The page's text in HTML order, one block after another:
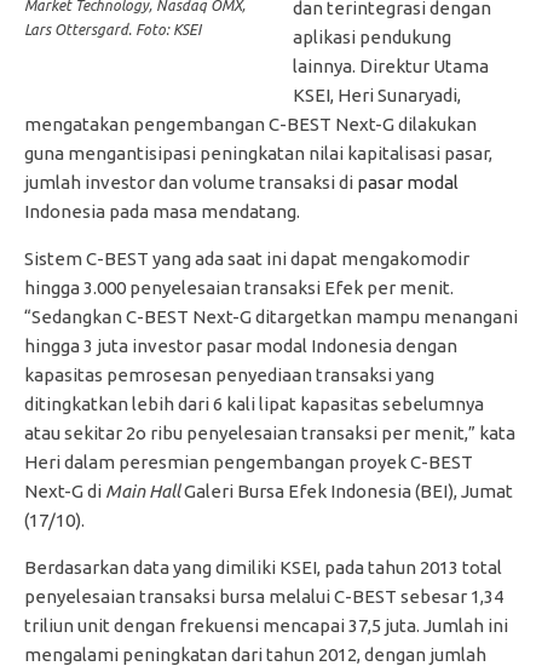
Market Technology, Nasdaq OMX,
Lars Ottersgard. Foto: KSEI
dan terintegrasi dengan
aplikasi pendukung
lainnya. Direktur Utama
KSEI, Heri Sunaryadi,
mengatakan pengembangan C-BEST Next-G dilakukan
guna mengantisipasi peningkatan nilai kapitalisasi pasar,
jumlah investor dan volume transaksi di pasar modal
Indonesia pada masa mendatang.
Sistem C-BEST yang ada saat ini dapat mengakomodir
hingga 3.000 penyelesaian transaksi Efek per menit.
“Sedangkan C-BEST Next-Gditargetkan mampu menangani
hingga 3 juta investor pasar modal Indonesia dengan
kapasitas pemrosesan penyediaan transaksi yang
ditingkatkan lebih dari 6 kali lipat kapasitas sebelumnya
atau sekitar 2o ribu penyelesaian transaksi per menit,” kata
Heri dalam peresmian pengembangan proyek C-BEST
Next-G di Main HallGaleri Bursa Efek Indonesia (BEI), Jumat
(17/10).
Berdasarkan data yang dimiliki KSEI, pada tahun 2013 total
penyelesaian transaksi bursa melalui C-BEST sebesar 1,34
triliun unit dengan frekuensi mencapai 37,5 juta. Jumlah ini
mengalami peningkatan dari tahun 2012, dengan jumlah